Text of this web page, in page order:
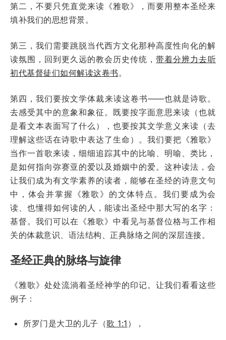
第二，不要只凭直觉来读《雅歌》，而要用整本圣经来
填补我们的思想背景。
第三，我们需要跳脱当代西方文化那种高度性向化的解
读氛围，回到更久远的教会历史传统，带着分辨力去听
初代基督徒们如何解读这卷书 。
第四，我们要按文学体裁来读这卷书——也就是诗歌。
去感受其中的意象和象征。既要按字面意思来读（也就
是看文本表面写了什么），也要按其文学意义来读（去
理解这些话在诗歌中表达了生命）。我们要把《雅歌》
当作一首歌来读，细细追踪其中的比喻、明喻、类比，
是如何指向弥赛亚的爱以及婚姻中的爱。这种读法，会
让我们成为有文学素养的读者，能够在圣经的诗意文句
中，体会并掌握《雅歌》的文体特点。我们要成为会
读、也懂得如何读的人，能读出圣经中那大写的名字：
基督。我们可以在《雅歌》中看见与基督位格与工作相
关的体裁意识、语法结构、正典脉络之间的深层连接。
圣经正典的脉络与旋律
《雅歌》处处流淌着圣经神学的印记。让我们看看这些
例子：
所罗门是大卫的儿子（歌 1:1 ），